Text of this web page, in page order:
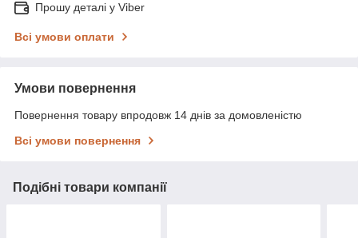
Прошу деталі у Viber
Всі умови оплати
Умови повернення
Повернення товару впродовж 14 днів за домовленістю
Всі умови повернення
Подібні товари компанії